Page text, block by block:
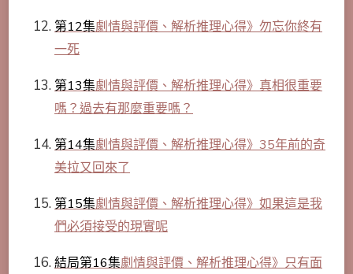
第12集劇情與評價、解析推理心得》勿忘你終有
一死
第13集劇情與評價、解析推理心得》真相很重要
嗎？過去有那麼重要嗎？
第14集劇情與評價、解析推理心得》35年前的奇
美拉又回來了
第15集劇情與評價、解析推理心得》如果這是我
們必須接受的現實呢
結局第16集劇情與評價、解析推理心得》只有面